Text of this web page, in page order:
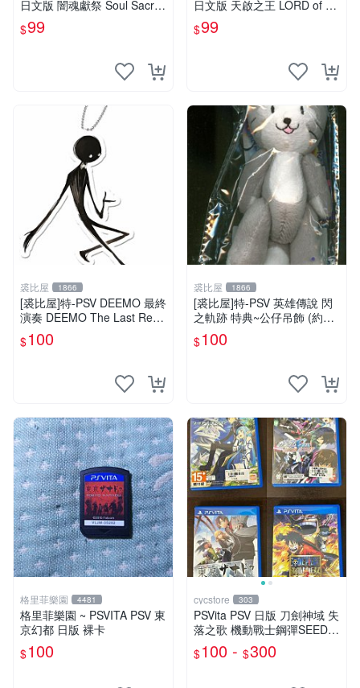
日文版 闇魂獻祭 Soul Sacrifi
ce(遊戲都有回收)
$99
日文版 天啟之王 LORD of AP
OCALYPSE(遊戲都有回收)
$99
裘比屋 1866
[裘比屋]特-PSV DEEMO 最終
演奏 DEEMO The Last Recit
al 特典~吊飾(2入)
$100
裘比屋 1866
[裘比屋]特-PSV 英雄傳說 閃
之軌跡 特典~公仔吊飾 (約13
cm)
$100
格里菲樂園 4481
格里菲樂園 ~ PSVITA PSV 東
京幻都 日版 裸卡
$100
cycstore 303
PSVita PSV 日版 刀劍神域 失
落之歌 機動戰士鋼彈SEED
東京幻都 海賊無雙3 經典熱
血動作 RPG
$100 - $300